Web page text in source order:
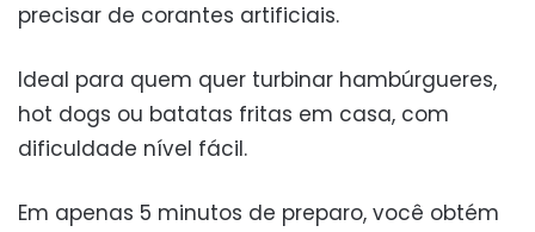
precisar de corantes artificiais.
Ideal para quem quer turbinar hambúrgueres,
hot dogs ou batatas fritas em casa, com
dificuldade nível fácil.
Em apenas 5 minutos de preparo, você obtém